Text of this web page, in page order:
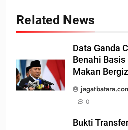
Related News
Data Ganda
Benahi
Makan
0
Bukti